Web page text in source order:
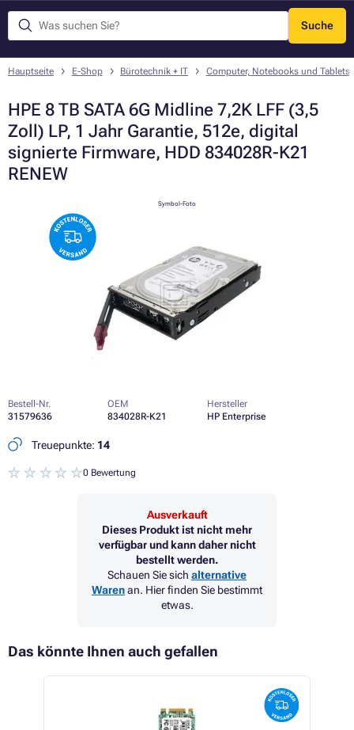
Suche
Menü
Hauptseite E-Shop Bürotechnik + IT Computer, Notebooks und Tablets
HPE 8 TB SATA 6G Midline 7,2K LFF (3,5
Zoll) LP, 1 Jahr Garantie, 512e, digital
signierte Firmware, HDD 834028R-K21
RENEW
Symbol-Foto
Bestell-Nr.
31579636
OEM
834028R-K21
Hersteller
HP Enterprise
Treuepunkte: 14
0 Bewertung
Ausverkauft
Dieses Produkt ist nicht mehr
verfügbar und kann daher nicht
bestellt werden.
Schauen Sie sich alternative
Warenan. Hier finden Sie bestimmt
etwas.
Das könnte Ihnen auch gefallen